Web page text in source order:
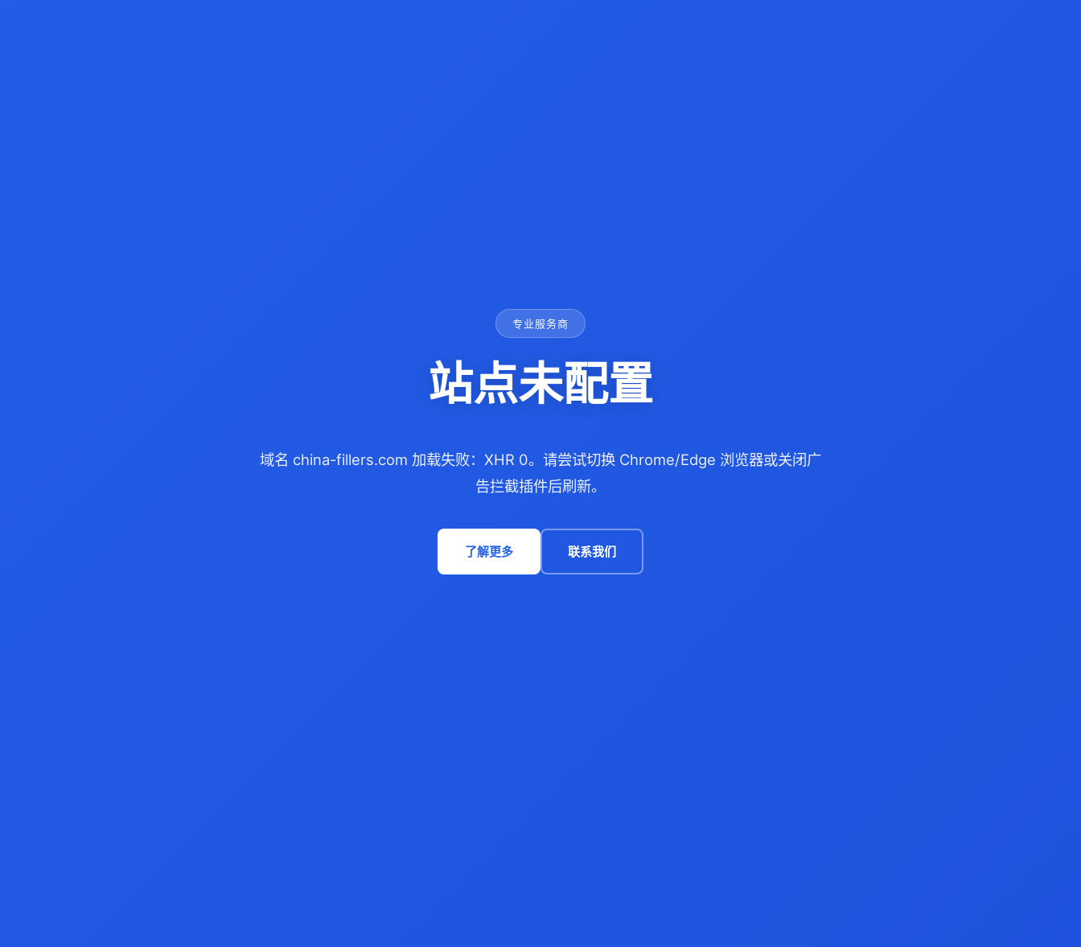
专业服务商
站点未配置
域名 china-fillers.com 加载失败：XHR 0。请尝试切换 Chrome/Edge 浏览器或关闭广
告拦截插件后刷新。
了解更多 联系我们